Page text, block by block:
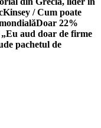
/ Cum poate
Doar 22%
aud doar de firme
pachetul de